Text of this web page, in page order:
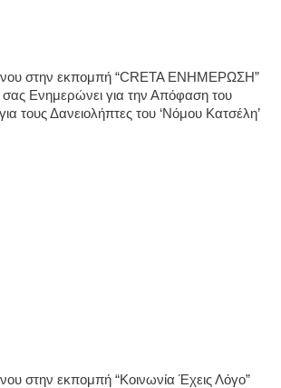
στην εκπομπή “CRETA ΕΝΗΜΕΡΩΣΗ”
σας Ενημερώνει για την Απόφαση του
τους Δανειολήπτες του ‘Νόμου Κατσέλη’
στην εκπομπή “Κοινωνία Έχεις Λόγο”